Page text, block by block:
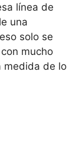
línea de
una
solo se
mucho
medida de lo